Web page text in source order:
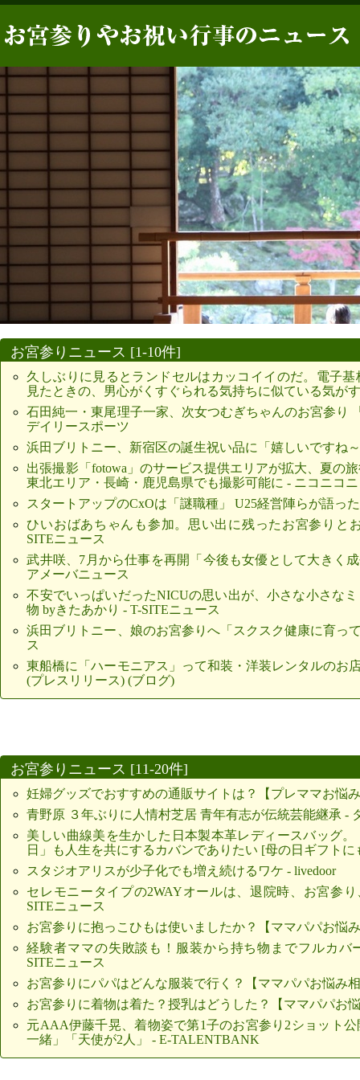
お宮参りニュース [1-10件]
久しぶりに見るとランドセルはカッコイイのだ。電子
見たときの、男心がくすぐられる気持ちに似ている気が
石田純一・東尾理子一家、次女つむぎちゃんのお宮参り
デイリースポーツ
浜田ブリトニー、新宿区の誕生祝い品に「嬉しいですね
出張撮影「fotowa」のサービス提供エリアが拡大、夏の
東北エリア・長崎・鹿児島県でも撮影可能に - ニコニコ
スタートアップのCxOは「謎職種」 U25経営陣らが語っ
ひいおばあちゃんも参加。思い出に残ったお宮参りと
SITEニュース
武井咲、7月から仕事を再開「今後も女優として大きく
アメーバニュース
不安でいっぱいだったNICUの思い出が、小さな小さな
物 byきたあかり - T-SITEニュース
浜田ブリトニー、娘のお宮参りへ「スクスク健康に育っ
ス
東船橋に「ハーモニアス」って和装・洋装レンタルのお
(プレスリリース) (ブログ)
お宮参りニュース [11-20件]
妊婦グッズでおすすめの通販サイトは？【プレママお悩
青野原 ３年ぶりに人情村芝居 青年有志が伝統芸能継承 -
美しい曲線美を生かした日本製本革レディースバッグ
日」も人生を共にするカバンでありたい [母の日ギフト
スタジオアリスが少子化でも増え続けるワケ - livedoor
セレモニータイプの2WAYオールは、退院時、お宮参
SITEニュース
お宮参りに抱っこひもは使いましたか？【ママパパお悩
経験者ママの失敗談も！服装から持ち物までフルカバ
SITEニュース
お宮参りにパパはどんな服装で行く？【ママパパお悩み
お宮参りに着物は着た？授乳はどうした？【ママパパお
元AAA伊藤千晃、着物姿で第1子のお宮参り2ショット
一緒」「天使が2人」 - E-TALENTBANK